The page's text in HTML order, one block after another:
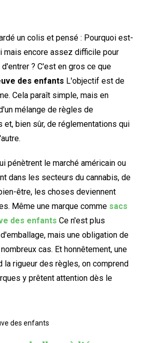
un colis et pensé : Pourquoi est-
mais encore assez difficile pour
? C'est en gros ce que
des enfants L'objectif est de
Cela paraît simple, mais en
mélange de règles de
et, bien sûr, de réglementations qui
pénètrent le marché américain ou
dans les secteurs du cannabis, de
être, les choses deviennent
Même une marque comme sacs
des enfants Ce n'est plus
mais une obligation de
cas. Et honnêtement, une
la rigueur des règles, on comprend
y prêtent attention dès le